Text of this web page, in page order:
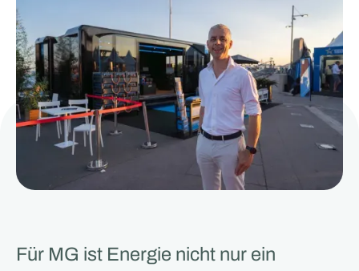
Für MG ist Energie nicht nur ein